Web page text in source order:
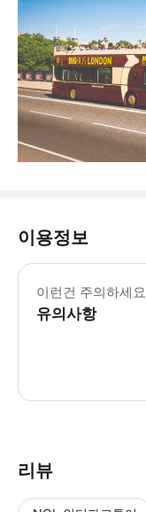
이용정보
이런건 주의하세요
유의사항
리뷰